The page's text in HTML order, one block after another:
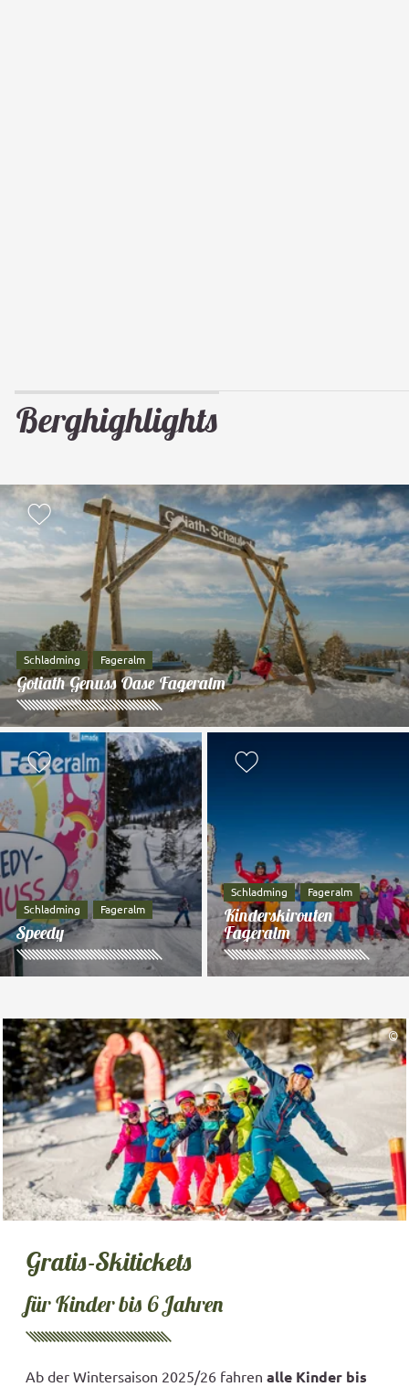
Berghighlights
zur Merkliste hinzufügen
Schladming Fageralm
Goliath Genuss Oase Fageralm
zur Merkliste hinzufügen
Schladming Fageralm
Speedy
Schladming Fageralm
Kinderskirouten
Fageralm
©
Gratis-Skitickets
für Kinder bis 6 Jahren
Ab der Wintersaison 2025/26 fahren alle Kinder bis